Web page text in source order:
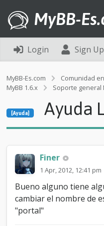
MyBB-
Login Sign Up
MyBB-Es.com Comunidad
MyBB 1.6.x
Soporte general
[Ayuda] Ayuda
Finer
1 Apr, 2012, 12:41 pm
Bueno alguno tiene
cambiar el nombre de
"portal"